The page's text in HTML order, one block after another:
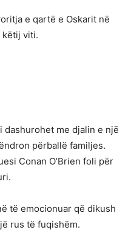
e qartë e Oskarit në
këtij viti.
dashurohet me djalin e një
përballë familjes.
Conan O’Brien foli për
të emocionuar që dikush
rus të fuqishëm.